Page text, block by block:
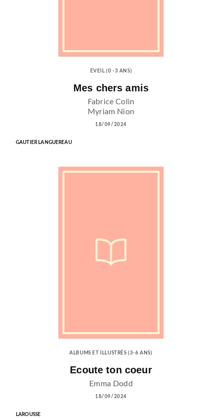
EVEIL (0 -3 ANS)
Mes chers amis
Fabrice Colin
Myriam Nion
18/09/2024
GAUTIER LANGUEREAU
ALBUMS ET ILLUSTRÉS (3-6 ANS)
Ecoute ton coeur
Emma Dodd
18/09/2024
LAROUSSE